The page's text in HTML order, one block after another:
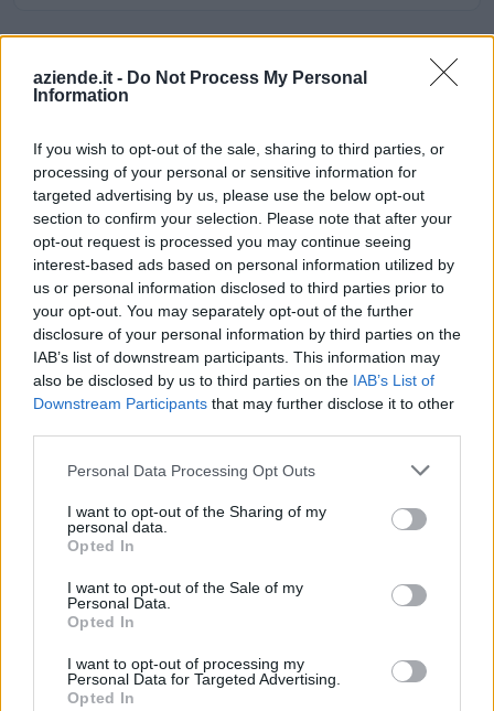
aziende.it - Do Not Process My Personal
Information
If you wish to opt-out of the sale, sharing to third parties, or
processing of your personal or sensitive information for
targeted advertising by us, please use the below opt-out
section to confirm your selection. Please note that after your
opt-out request is processed you may continue seeing
interest-based ads based on personal information utilized by
us or personal information disclosed to third parties prior to
your opt-out. You may separately opt-out of the further
disclosure of your personal information by third parties on the
IAB’s list of downstream participants. This information may
also be disclosed by us to third parties on the IAB’s List of
Downstream Participants that may further disclose it to other
Personal Data Processing Opt Outs
I want to opt-out of the Sharing of my
personal data.
Opted In
I want to opt-out of the Sale of my
Personal Data.
Opted In
I want to opt-out of processing my
Personal Data for Targeted Advertising.
Opted In
Progetti finanziati con fondi europei
Acquatec - S.r.l. risulta beneficiaria di 1 progetto finanziato
pubblico di 15.000 euro (cicli di programmazione 2007-
2013).
(0235000068) DB1600_POR-FESR_2012_22949
Ciclo di programmazione 2007-2013
15.000 euro
Fonte:OpenCoesione(Open Data, licenza CC BY 4.0). Ogni progetto e'
verificabile sul portale OpenCoesione. Dati aggiornati al 2026-08-09.
pubblici per un totale di 231.437 euro (2021–2024).
2024-05-28
Sostegno agli investimenti per lo sviluppo delle
imprese e per l’ammodernamento e innovazione dei
processi produttivi
214.778 euro